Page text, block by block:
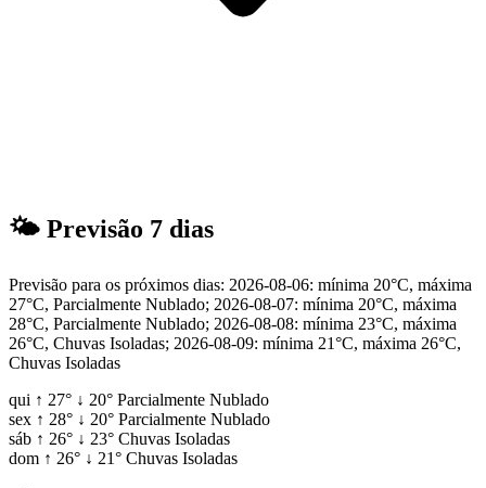
🌤 Previsão 7 dias
Previsão para os próximos dias: 2026-08-06: mínima 20°C, máxima
27°C, Parcialmente Nublado; 2026-08-07: mínima 20°C, máxima
28°C, Parcialmente Nublado; 2026-08-08: mínima 23°C, máxima
26°C, Chuvas Isoladas; 2026-08-09: mínima 21°C, máxima 26°C,
Chuvas Isoladas
qui ↑ 27° ↓ 20° Parcialmente Nublado
sex ↑ 28° ↓ 20° Parcialmente Nublado
sáb ↑ 26° ↓ 23° Chuvas Isoladas
dom ↑ 26° ↓ 21° Chuvas Isoladas